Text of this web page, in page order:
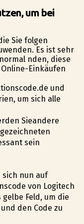
um bei
Sie folgen
Es ist sehr
finden, diese
Einkäufen
und
um sich alle
Sieandere
sein
sich nun auf
von Logitech
Feld, um die
den Code zu